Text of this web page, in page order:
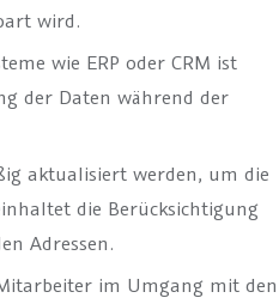
wird.
wie ERP oder CRM ist
der Daten während der
aktualisiert werden, um die
die Berücksichtigung
Adressen.
im Umgang mit den